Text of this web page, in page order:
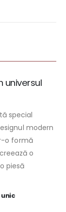
universul
special
modern
o formă
o
piesă